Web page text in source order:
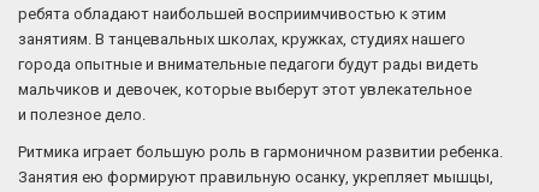
ребята обладают наибольшей восприимчивостью к этим
занятиям. В танцевальных школах, кружках, студиях нашего
города опытные и внимательные педагоги будут рады видеть
мальчиков и девочек, которые выберут этот увлекательное
и полезное дело.
Ритмика играет большую роль в гармоничном развитии ребенка.
Занятия ею формируют правильную осанку, укрепляет мышцы,